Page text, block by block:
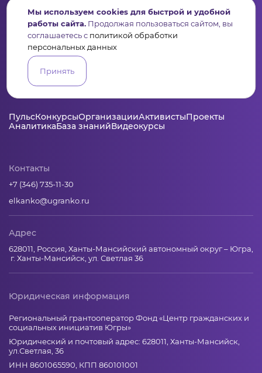
Подпишись на рассылку дайджест, новости, мероприятия
ПульсКонкурсыОрганизацииАктивистыПроекты
АналитикаБаза знанийВидеокурсы
Контакты
+7 (346) 735-11-30
elkanko@ugranko.ru
Адрес
628011, Россия, Ханты-Мансийский автономный округ – Югра,
г. Ханты-Мансийск, ул. Светлая 36
Юридическая информация
Региональный грантооператор Фонд «Центр гражданских и
социальных инициатив Югры»
Юридический и почтовый адрес: 628011, Ханты-Мансийск,
ул.Светлая, 36
ИНН 8601065590, КПП 860101001
Мы используем cookies для быстрой и удобной
работы сайта. Продолжая пользоваться сайтом, вы
соглашаетесь с политикой обработки
персональных данных
Принять